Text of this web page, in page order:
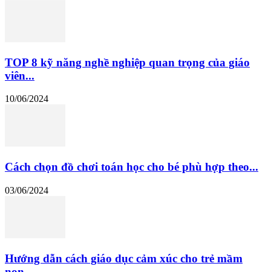
TOP 8 kỹ năng nghề nghiệp quan trọng của giáo
viên...
10/06/2024
Cách chọn đồ chơi toán học cho bé phù hợp theo...
03/06/2024
Hướng dẫn cách giáo dục cảm xúc cho trẻ mầm